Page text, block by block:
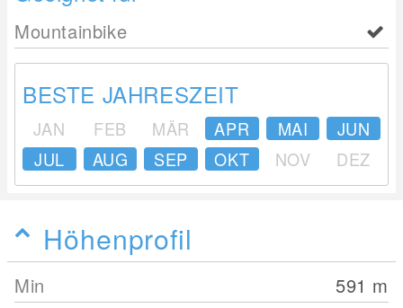
Mountainbike
BESTE JAHRESZEIT
JAN FEB MÄR APR MAI
JUN
JUL
AUG SEP OKT NOV DEZ
Höhenprofil
Min 591 m